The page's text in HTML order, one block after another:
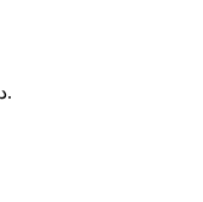
© 2026 دليل نجران. جميع الحقوق محفوظة.